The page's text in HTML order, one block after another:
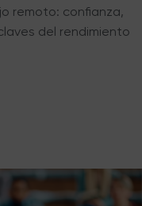
remoto: confianza,
del rendimiento